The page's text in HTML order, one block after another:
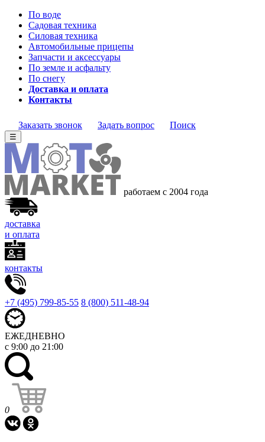
По воде
Садовая техника
Силовая техника
Автомобильные прицепы
Запчасти и аксессуары
По земле и асфальту
По снегу
Доставка и оплата
Контакты
Заказать звонок Задать вопрос Поиск
☰
работаем с 2004 года
доставка
и оплата
контакты
+7 (495) 799-85-55 8 (800) 511-48-94
ЕЖЕДНЕВНО
с 9:00 до 21:00
0